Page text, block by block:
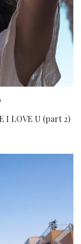
I LOVE U (part 2)